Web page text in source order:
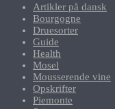
Artikler på dansk
Bourgogne
Druesorter
Guide
Health
Mosel
Mousserende vine
Opskrifter
Piemonte